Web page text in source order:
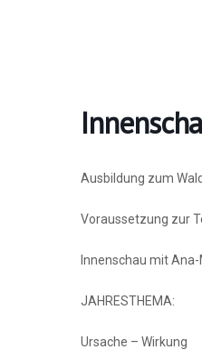
Ausbildung zum
Voraussetzung zur
Innenschau mit Ana-
JAHRESTHEMA:
Ursache – Wirkung